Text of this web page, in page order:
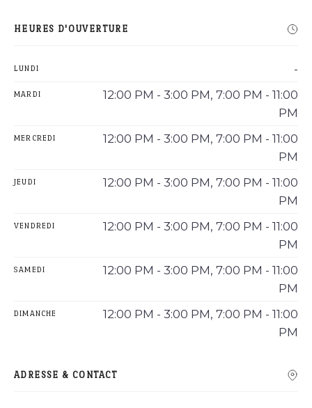
HEURES D'OUVERTURE
LUNDI -
MARDI
12:00 PM - 3:00 PM, 7:00 PM - 11:00
PM
MERCREDI
12:00 PM - 3:00 PM, 7:00 PM - 11:00
PM
JEUDI
12:00 PM - 3:00 PM, 7:00 PM - 11:00
PM
VENDREDI
12:00 PM - 3:00 PM, 7:00 PM - 11:00
PM
SAMEDI
12:00 PM - 3:00 PM, 7:00 PM - 11:00
PM
DIMANCHE
12:00 PM - 3:00 PM, 7:00 PM - 11:00
PM
ADRESSE & CONTACT